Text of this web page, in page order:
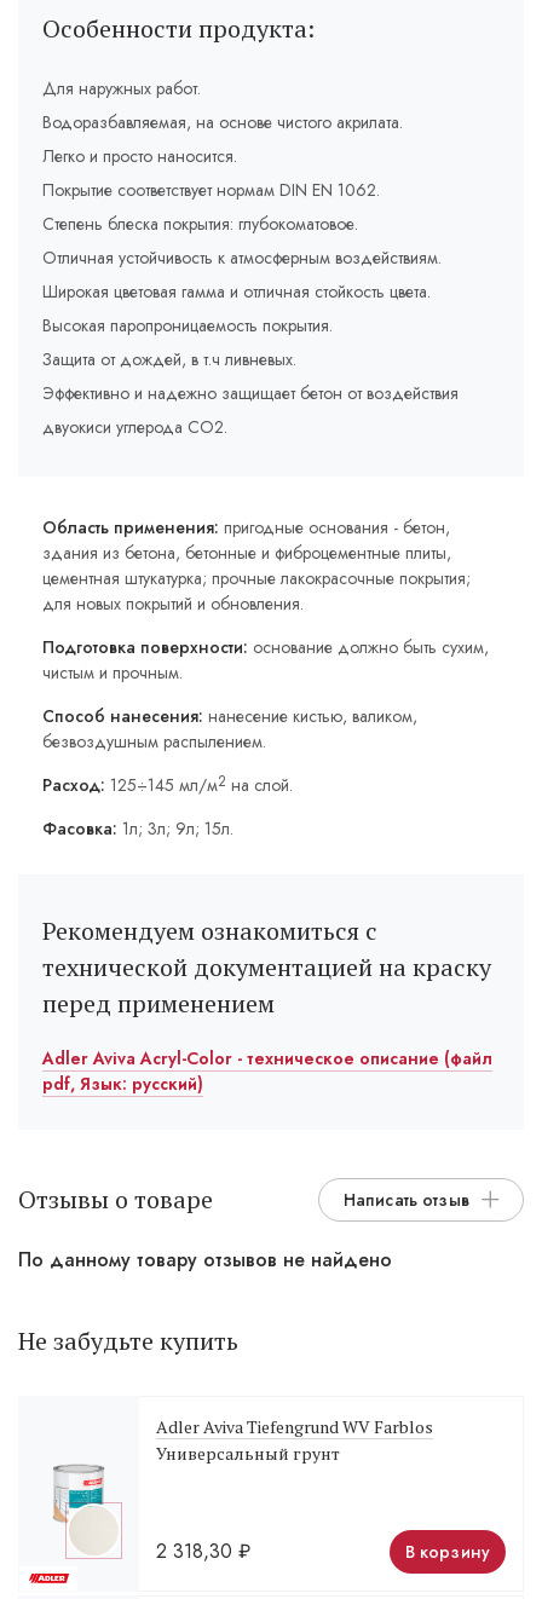
Особенности продукта:
Для наружных работ.
Водоразбавляемая, на основе чистого акрилата.
Легко и просто наносится.
Покрытие соответствует нормам DIN EN 1062.
Степень блеска покрытия: глубокоматовое.
Отличная устойчивость к атмосферным воздействиям.
Широкая цветовая гамма и отличная стойкость цвета.
Высокая паропроницаемость покрытия.
Защита от дождей, в т.ч ливневых.
Эффективно и надежно защищает бетон от воздействия
двуокиси углерода СО2.
Область применения: пригодные основания - бетон,
здания из бетона, бетонные и фиброцементные плиты,
цементная штукатурка; прочные лакокрасочные покрытия;
для новых покрытий и обновления.
Подготовка поверхности: основание должно быть сухим,
чистым и прочным.
Способ нанесения: нанесение кистью, валиком,
безвоздушным распылением.
Расход: 125÷145 мл/м2 на слой.
Фасовка: 1л; 3л; 9л; 15л.
Рекомендуем ознакомиться с
технической документацией на краску
перед применением
Adler Aviva Acryl-Color - техническое описание (файл
pdf, Язык: русский)
Отзывы о товаре Написать отзыв
По данному товару отзывов не найдено
Не забудьте купить
Adler Aviva Tiefengrund WV Farblos
Универсальный грунт
2 318,30 ₽ В корзину